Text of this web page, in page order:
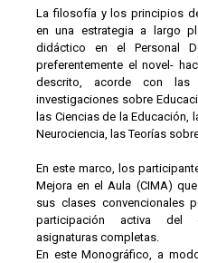
La filosofía y los principios
en una estrategia a largo
didáctico en el Personal
preferentemente el novel-
descrito, acorde con las
investigaciones sobre
las Ciencias de la Educación,
Neurociencia, las Teorías
En este marco, los
Mejora en el Aula (CIMA)
sus clases convencionales
participación activa del
asignaturas completas.
En este Monográfico, a